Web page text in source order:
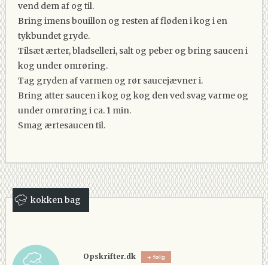
vend dem af og til.
Bring imens bouillon og resten af fløden i kog i en
tykbundet gryde.
Tilsæt ærter, bladselleri, salt og peber og bring saucen i
kog under omrøring.
Tag gryden af varmen og rør saucejævner i.
Bring atter saucen i kog og kog den ved svag varme og
under omrøring i ca. 1 min.
Smag ærtesaucen til.
kokken bag
Opskrifter.dk følg